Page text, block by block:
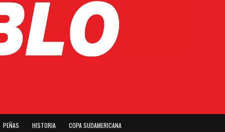
PEÑAS HISTORIA COPA SUDAMERICANA